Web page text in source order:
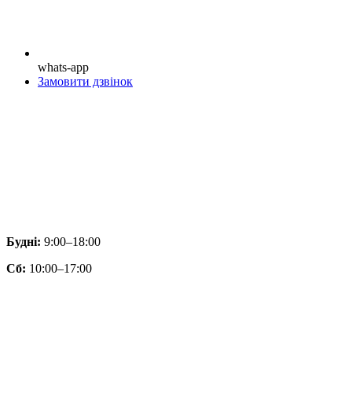
whats-app
Замовити дзвінок
Будні: 9:00–18:00
Сб: 10:00–17:00